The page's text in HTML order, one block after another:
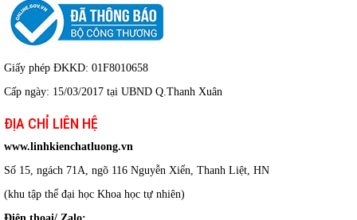
Giấy phép ĐKKD: 01F8010658
Cấp ngày: 15/03/2017 tại UBND Q.Thanh Xuân
ĐỊA CHỈ LIÊN HỆ
www.linhkienchatluong.vn
Số 15, ngách 71A, ngõ 116 Nguyễn Xiển, Thanh Liệt, HN
(khu tập thể đại học Khoa học tự nhiên)
Điện thoại/ Zalo: